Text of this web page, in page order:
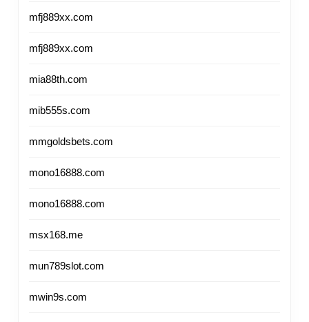
mfj889xx.com
mfj889xx.com
mia88th.com
mib555s.com
mmgoldsbets.com
mono16888.com
mono16888.com
msx168.me
mun789slot.com
mwin9s.com